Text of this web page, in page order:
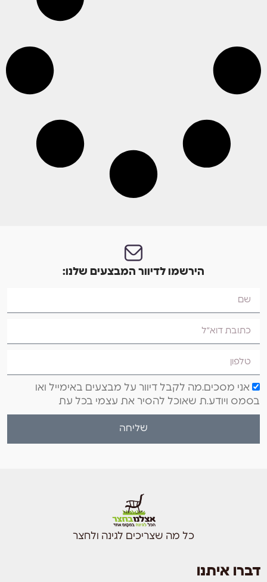
הירשמו לדיוור המבצעים שלנו:
אני מסכים.מה לקבל דיוור על מבצעים באימייל ואו
בסמס ויודע.ת שאוכל להסיר את עצמי בכל עת
שליחה
כל מה שצריכים לגינה ולחצר
דברו איתנו